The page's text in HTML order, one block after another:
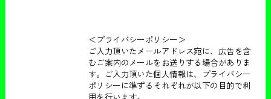
＜プライバシーポリシー＞
ご入力頂いたメールアドレス宛に、広告を含
むご案内のメールをお送りする場合がありま
す。ご入力頂いた個人情報は、プライバシー
ポリシーに準ずるそれぞれが以下の目的で利
用を行います。